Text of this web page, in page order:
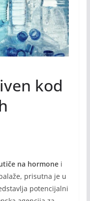
kod
na hormonei
prisutna je u
potencijalni